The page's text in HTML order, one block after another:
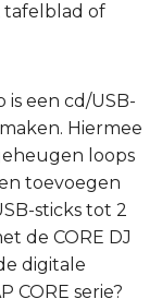
tafelblad of
is een cd/USB-
Hiermee
loops
toevoegen
sticks tot 2
de CORE DJ
digitale
CORE serie?